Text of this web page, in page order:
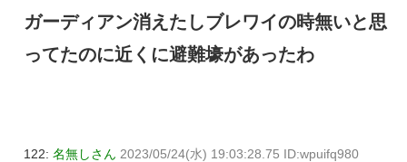
ガーディアン消えたしブレワイの時無いと思
ってたのに近くに避難壕があったわ
122: 名無しさん 2023/05/24(水) 19:03:28.75 ID:wpuifq980